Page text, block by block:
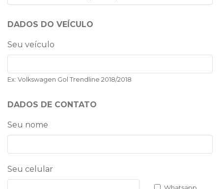
DADOS DO VEÍCULO
Seu veículo
Ex: Volkswagen Gol Trendline 2018/2018
DADOS DE CONTATO
Seu nome
Seu celular